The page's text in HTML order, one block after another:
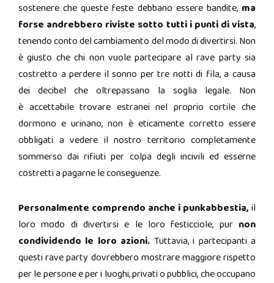
sostenere che queste feste debbano essere bandite,ma
forse andrebbero riviste sotto tutti i punti di vista,
tenendo conto del cambiamento del modo di divertirsi. Non
è giusto che chi non vuole partecipare al rave party sia
costretto a perdere il sonno per tre notti di fila, a causa
dei decibel che oltrepassano la soglia legale. Non
è accettabile trovare estranei nel proprio cortile che
dormono e urinano, non è eticamente corretto essere
obbligati a vedere il nostro territorio completamente
sommerso dai rifiuti per colpa degli incivili ed esserne
costretti a pagarne le conseguenze.
Personalmente comprendo anche i punkabbestia, il
loro modo di divertirsi e le loro festicciole, pur non
condividendo le loro azioni. Tuttavia, i partecipanti a
questi rave party dovrebbero mostrare maggiore rispetto
per le persone e per i luoghi, privati o pubblici, che occupano